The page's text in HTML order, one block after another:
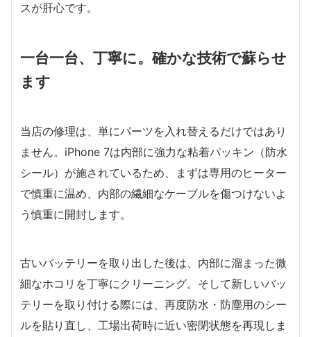
スが肝心です。
一台一台、丁寧に。確かな技術で蘇らせ
ます
当店の修理は、単にパーツを入れ替えるだけではあり
ません。iPhone 7は内部に強力な粘着パッキン（防水
シール）が施されているため、まずは専用のヒーター
で慎重に温め、内部の繊細なケーブルを傷つけないよ
う慎重に開封します。
古いバッテリーを取り出した後は、内部に溜まった微
細なホコリを丁寧にクリーニング。そして新しいバッ
テリーを取り付ける際には、再度防水・防塵用のシー
ルを貼り直し、工場出荷時に近い密閉状態を再現しま